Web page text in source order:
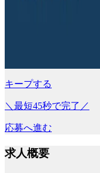
キープする
＼最短45秒で完了／
応募へ進む
求人概要